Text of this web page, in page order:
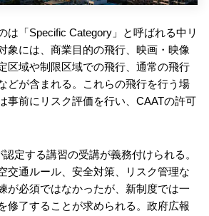
は「Specific Category」と呼ばれる中リ
象には、商業目的の飛行、映画・映像
区域や制限区域での飛行、通常の飛行
どが含まれる。これらの飛行を行う場
事前にリスク評価を行い、CAATの許可
定する講習の受講が義務付けられる。
交通ルール、安全対策、リスク管理な
が必須ではなかったが、新制度では一
修了することが求められる。政府広報